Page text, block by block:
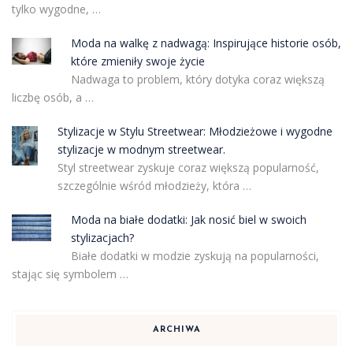
tylko wygodne, …
Moda na walkę z nadwagą: Inspirujące historie osób,
które zmieniły swoje życie
Nadwaga to problem, który dotyka coraz większą
liczbę osób, a …
Stylizacje w Stylu Streetwear: Młodzieżowe i wygodne
stylizacje w modnym streetwear.
Styl streetwear zyskuje coraz większą popularność,
szczególnie wśród młodzieży, która …
Moda na białe dodatki: Jak nosić biel w swoich
stylizacjach?
Białe dodatki w modzie zyskują na popularności,
stając się symbolem …
ARCHIWA